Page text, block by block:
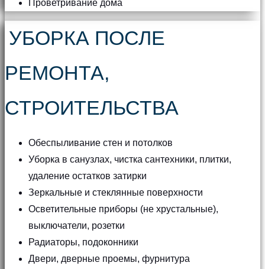
Проветривание дома
УБОРКА ПОСЛЕ
РЕМОНТА,
СТРОИТЕЛЬСТВА
Обеспыливание стен и потолков
Уборка в санузлах, чистка сантехники, плитки,
удаление остатков затирки
Зеркальные и стеклянные поверхности
Осветительные приборы (не хрустальные),
выключатели, розетки
Радиаторы, подоконники
Двери, дверные проемы, фурнитура